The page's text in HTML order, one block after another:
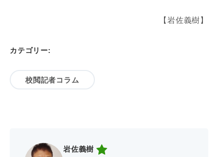
【岩佐義樹】
カテゴリー:
校閲記者コラム
岩佐義樹